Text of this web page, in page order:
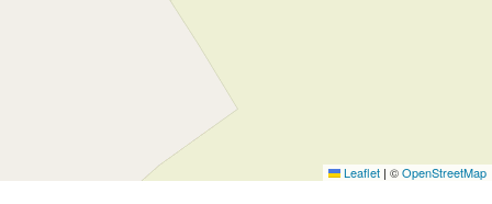
Leaflet | ©OpenStreetMap